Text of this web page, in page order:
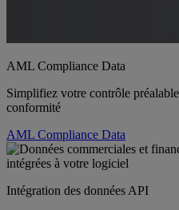
AML Compliance Data
Simplifiez votre contrôle
conformité
AML Compliance Data
Intégration des données API